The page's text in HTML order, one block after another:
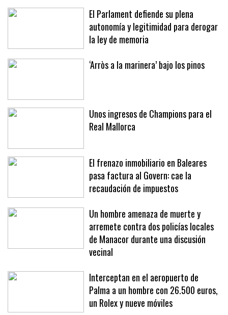
El Parlament defiende su plena
autonomía y legitimidad para derogar
la ley de memoria
‘Arròs a la marinera’ bajo los pinos
Unos ingresos de Champions para el
Real Mallorca
El frenazo inmobiliario en Baleares
pasa factura al Govern: cae la
recaudación de impuestos
Un hombre amenaza de muerte y
arremete contra dos policías locales
de Manacor durante una discusión
vecinal
Interceptan en el aeropuerto de
Palma a un hombre con 26.500 euros,
un Rolex y nueve móviles